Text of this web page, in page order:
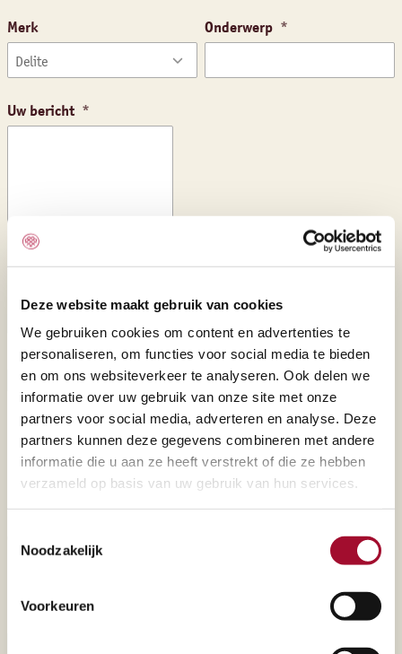
Deze website maakt gebruik van cookies
We gebruiken cookies om content en advertenties te
personaliseren, om functies voor social media te bieden
en om ons websiteverkeer te analyseren. Ook delen we
informatie over uw gebruik van onze site met onze
partners voor social media, adverteren en analyse. Deze
partners kunnen deze gegevens combineren met andere
informatie die u aan ze heeft verstrekt of die ze hebben
verzameld op basis van uw gebruik van hun services.
Noodzakelijk
Voorkeuren
Merk Onderwerp
Uw bericht
Ja, ik ga akkoord met de
verwerking van mijn
gegevens in
overeenstemming met het
privacybeleid van de Martin
Braun-Gruppe.
Ik ben
Zakelijke klant